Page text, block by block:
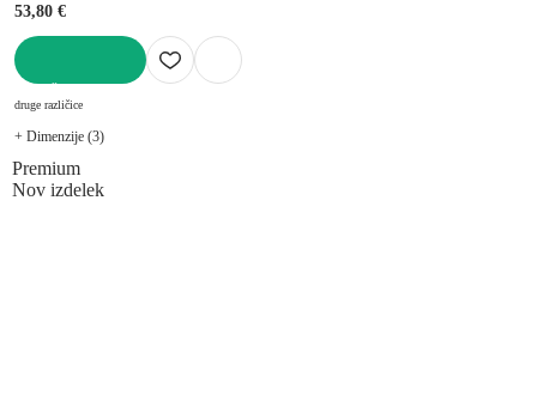
53,80 €
druge različice
+ Dimenzije (3)
Premium
Nov izdelek